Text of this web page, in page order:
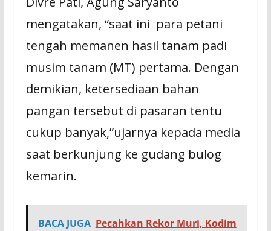
mengatakan, “saat ini para petani
tengah memanen hasil tanam padi
musim tanam (MT) pertama. Dengan
demikian, ketersediaan bahan
pangan tersebut di pasaran tentu
cukup banyak,”ujarnya kepada media
saat berkunjung ke gudang bulog
kemarin.
BACA JUGA Pecahkan Rekor Muri, Kodim